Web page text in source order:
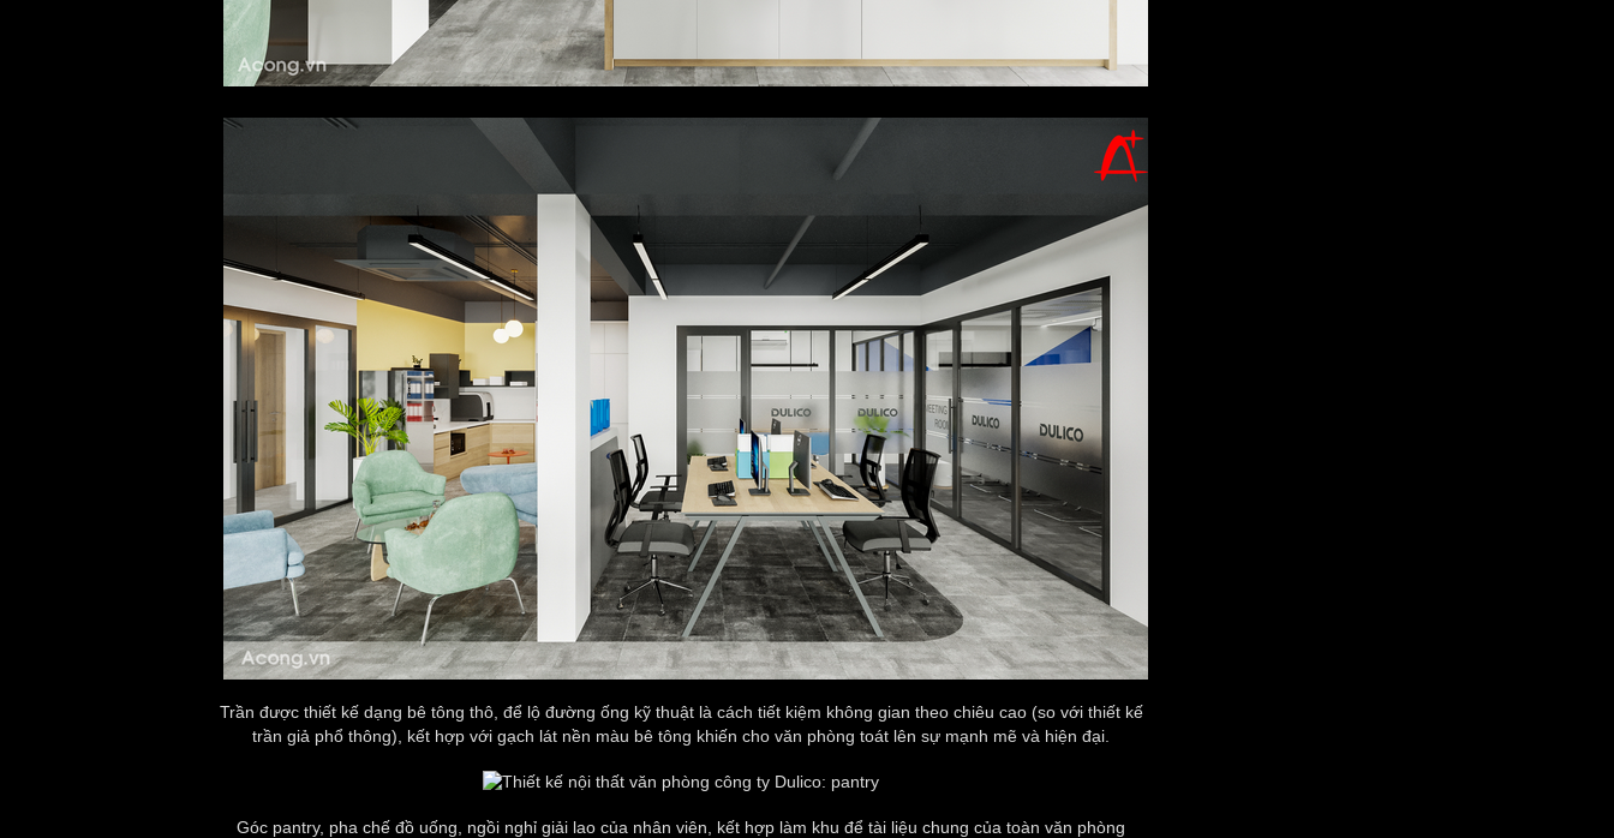
Trần được thiết kế dạng bê tông thô, để lộ đường ống kỹ thuật là cách tiết kiệm không gian theo chiêu cao (so với thiết kế
trần giả phổ thông), kết hợp với gạch lát nền màu bê tông khiến cho văn phòng toát lên sự mạnh mẽ và hiện đại.
Góc pantry, pha chế đồ uống, ngồi nghỉ giải lao của nhân viên, kết hợp làm khu để tài liệu chung của toàn văn phòng